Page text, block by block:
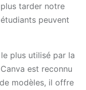
tarder notre
peuvent
le plus utilisé par la
est reconnu
modèles, il offre